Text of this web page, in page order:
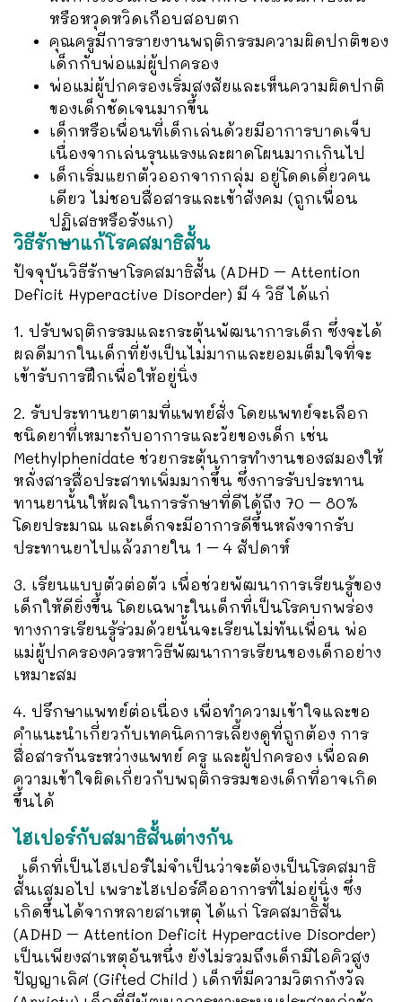
หรือหวุดหวิดเกือบสอบตก
คุณครูมีการรายงานพฤติกรรมความผิดปกติของ
เด็กกับพ่อแม่ผู้ปกครอง
พ่อแม่ผู้ปกครองเริ่มสงสัยและเห็นความผิดปกติ
ของเด็กชัดเจนมากขึ้น
เด็กหรือเพื่อนที่เด็กเล่นด้วยมีอาการบาดเจ็บ
เนื่องจากเล่นรุนแรงและผาดโผนมากเกินไป
เด็กเริ่มแยกตัวออกจากกลุ่ม อยู่โดดเดี่ยวคน
เดียว ไม่ชอบสื่อสารและเข้าสังคม (ถูกเพื่อน
ปฏิเสธหรือรังแก)
วิธีรักษาแก้โรคสมาธิสั้น
ปัจจุบันวิธีรักษาโรคสมาธิสั้น (ADHD – Attention
Deficit Hyperactive Disorder) มี 4 วิธี ได้แก่
1. ปรับพฤติกรรมและกระตุ้นพัฒนาการเด็ก ซึ่งจะได้
ผลดีมากในเด็กที่ยังเป็นไม่มากและยอมเต็มใจที่จะ
เข้ารับการฝึกเพื่อให้อยู่นิ่ง
2. รับประทานยาตามที่แพทย์สั่ง โดยแพทย์จะเลือก
ชนิดยาที่เหมาะกับอาการและวัยของเด็ก เช่น
Methylphenidate ช่วยกระตุ้นการทำงานของสมองให้
หลั่งสารสื่อประสาทเพิ่มมากขึ้น ซึ่งการรับประทาน
ทานยานั้นให้ผลในการรักษาที่ดีได้ถึง 70 – 80%
โดยประมาณ และเด็กจะมีอาการดีขึ้นหลังจากรับ
ประทานยาไปแล้วภายใน 1 – 4 สัปดาห์
3. เรียนแบบตัวต่อตัว เพื่อช่วยพัฒนาการเรียนรู้ของ
เด็กให้ดียิ่งขึ้น โดยเฉพาะในเด็กที่เป็นโรคบกพร่อง
ทางการเรียนรู้ร่วมด้วยนั้นจะเรียนไม่ทันเพื่อน พ่อ
แม่ผู้ปกครองควรหาวิธีพัฒนาการเรียนของเด็กอย่าง
เหมาะสม
4. ปรึกษาแพทย์ต่อเนื่อง เพื่อทำความเข้าใจและขอ
คำแนะนำเกี่ยวกับเทคนิคการเลี้ยงดูที่ถูกต้อง การ
สื่อสารกันระหว่างแพทย์ ครู และผู้ปกครอง เพื่อลด
ความเข้าใจผิดเกี่ยวกับพฤติกรรมของเด็กที่อาจเกิด
ขึ้นได้
ไฮเปอร์กับสมาธิสั้นต่างกัน
เด็กที่เป็นไฮเปอร์ไม่จำเป็นว่าจะต้องเป็นโรคสมาธิ
สั้นเสมอไป เพราะไฮเปอร์คืออาการที่ไม่อยู่นิ่ง ซึ่ง
เกิดขึ้นได้จากหลายสาเหตุ ได้แก่ โรคสมาธิสั้น
(ADHD – Attention Deficit Hyperactive Disorder)
เป็นเพียงสาเหตุอันหนึ่ง ยังไม่รวมถึงเด็กมีไอคิวสูง
ปัญญาเลิศ (Gifted Child ) เด็กที่มีความวิตกกังวัล